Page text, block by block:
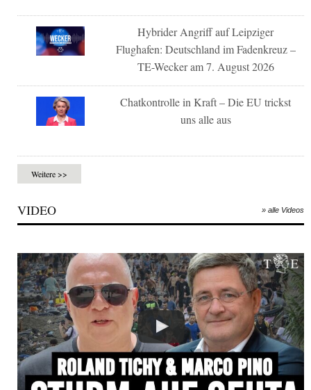
Hybrider Angriff auf Leipziger
Flughafen: Deutschland im Fadenkreuz –
TE-Wecker am 7. August 2026
Chatkontrolle in Kraft – Die EU trickst
uns alle aus
Weitere >>
VIDEO » alle Videos